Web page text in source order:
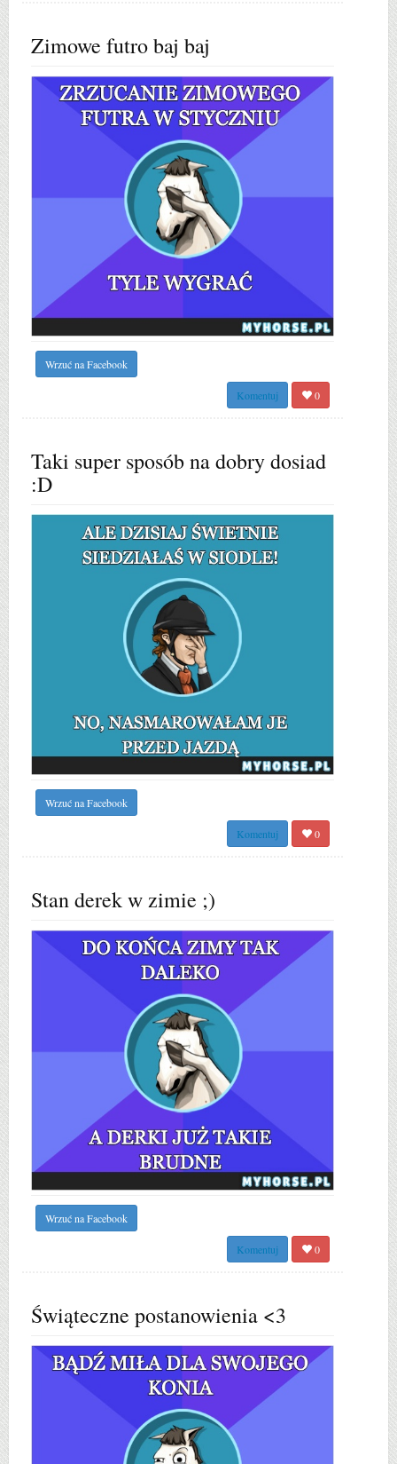
Zimowe futro baj baj
Wrzuć na Facebook
Komentuj 0
Taki super sposób na dobry dosiad
:D
Wrzuć na Facebook
Komentuj 0
Stan derek w zimie ;)
Wrzuć na Facebook
Komentuj 0
Świąteczne postanowienia <3